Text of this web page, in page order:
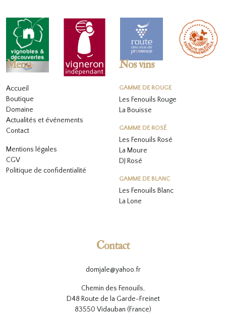
Menu
Accueil
Boutique
Domaine
Actualités et événements
Contact
Mentions légales
CGV
Politique de confidentialité
Nos vins
GAMME DE ROUGE
Les Fenouils Rouge
La Bouïsse
GAMME DE ROSÉ
Les Fenouils Rosé
La Moure
DJ Rosé
GAMME DE BLANC
Les Fenouils Blanc
La Lone
Contact
domjale@yahoo.fr
Chemin des Fenouils,
D48 Route de la Garde-Freinet
83550 Vidauban (France)